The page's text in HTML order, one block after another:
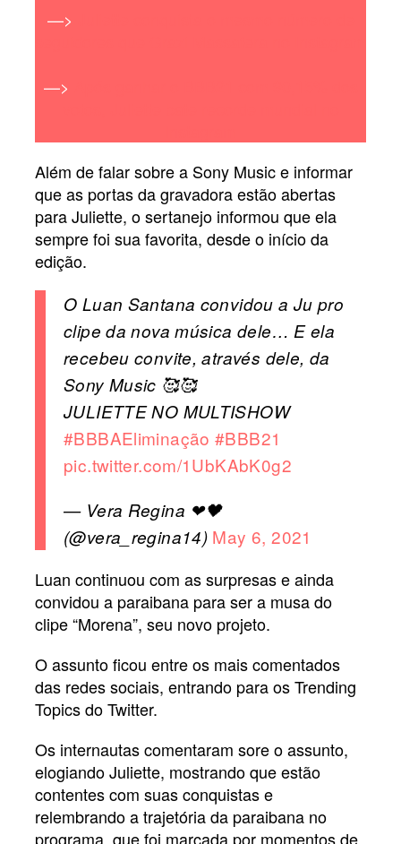
—>
—>
Além de falar sobre a Sony Music e informar
que as portas da gravadora estão abertas
para Juliette, o sertanejo informou que ela
sempre foi sua favorita, desde o início da
edição.
O Luan Santana convidou a Ju pro
clipe da nova música dele… E ela
recebeu convite, através dele, da
Sony Music 🥰🥰
JULIETTE NO MULTISHOW
#BBBAEliminação #BBB21
pic.twitter.com/1UbKAbK0g2
— Vera Regina ❤🖤
(@vera_regina14) May 6, 2021
Luan continuou com as surpresas e ainda
convidou a paraibana para ser a musa do
clipe “Morena”, seu novo projeto.
O assunto ficou entre os mais comentados
das redes sociais, entrando para os Trending
Topics do Twitter.
Os internautas comentaram sore o assunto,
elogiando Juliette, mostrando que estão
contentes com suas conquistas e
relembrando a trajetória da paraibana no
programa, que foi marcada por momentos de